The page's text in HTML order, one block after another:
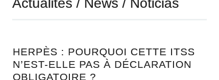
Actualités / News / Noticias
HERPÈS : POURQUOI CETTE ITSS
N’EST-ELLE PAS À DÉCLARATION
OBLIGATOIRE ?